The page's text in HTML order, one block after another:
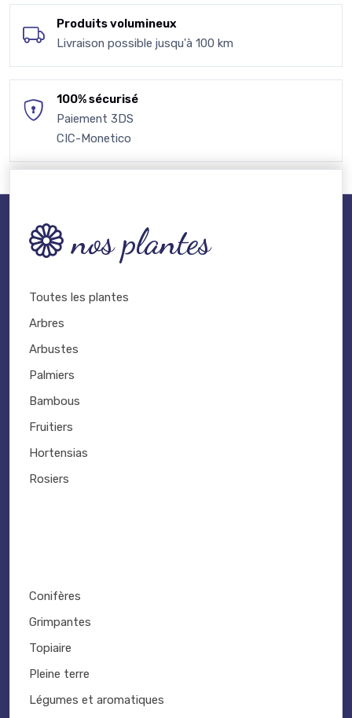
Produits volumineux
Livraison possible jusqu'à 100 km
100% sécurisé
Paiement 3DS
CIC-Monetico
nos plantes
Toutes les plantes
Arbres
Arbustes
Palmiers
Bambous
Fruitiers
Hortensias
Rosiers
Conifères
Grimpantes
Topiaire
Pleine terre
Légumes et aromatiques